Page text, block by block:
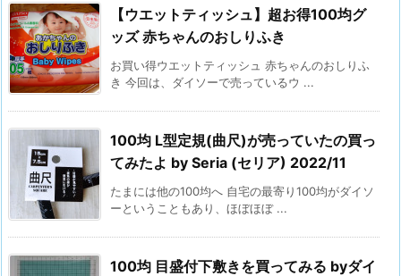
【ウエットティッシュ】超お得100均グ
ッズ 赤ちゃんのおしりふき
お買い得ウエットティッシュ 赤ちゃんのおしりふ
き 今回は、ダイソーで売っているウ ...
100均 L型定規(曲尺)が売っていたの買っ
てみたよ by Seria (セリア) 2022/11
たまには他の100均へ 自宅の最寄り100均がダイソ
ーということもあり、ほぼほぼ ...
100均 目盛付下敷きを買ってみる byダイ